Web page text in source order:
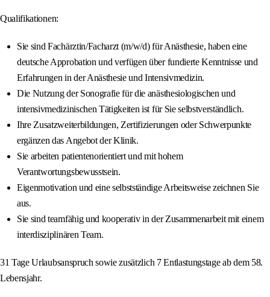
Qualifikationen:
Sie sind Fachärztin/Facharzt (m/w/d) für Anästhesie, haben eine
deutsche Approbation und verfügen über fundierte Kenntnisse und
Erfahrungen in der Anästhesie und Intensivmedizin.
Die Nutzung der Sonografie für die anästhesiologischen und
intensivmedizinischen Tätigkeiten ist für Sie selbstverständlich.
Ihre Zusatzweiterbildungen, Zertifizierungen oder Schwerpunkte
ergänzen das Angebot der Klinik.
Sie arbeiten patientenorientiert und mit hohem
Verantwortungsbewusstsein.
Eigenmotivation und eine selbstständige Arbeitsweise zeichnen Sie
aus.
Sie sind teamfähig und kooperativ in der Zusammenarbeit mit einem
interdisziplinären Team.
31 Tage Urlaubsanspruch sowie zusätzlich 7 Entlastungstage ab dem 58.
Lebensjahr.